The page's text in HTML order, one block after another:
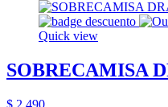
Quick view
SOBRECAMISA
$ 2.490